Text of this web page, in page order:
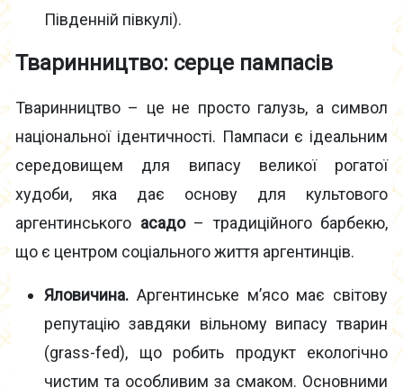
Південній півкулі).
Тваринництво: серце пампасів
Тваринництво – це не просто галузь, а символ
національної ідентичності. Пампаси є ідеальним
середовищем для випасу великої рогатої
худоби, яка дає основу для культового
аргентинського асадо– традиційного барбекю,
що є центром соціального життя аргентинців.
Яловичина. Аргентинське м’ясо має світову
репутацію завдяки вільному випасу тварин
(grass-fed), що робить продукт екологічно
чистим та особливим за смаком. Основними